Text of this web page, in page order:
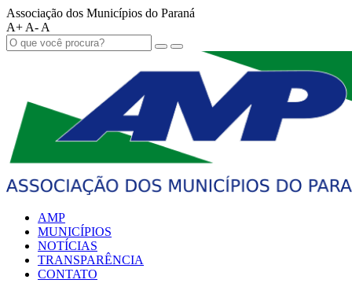
Associação dos Municípios do Paraná
A+ A- A
AMP
MUNICÍPIOS
NOTÍCIAS
TRANSPARÊNCIA
CONTATO